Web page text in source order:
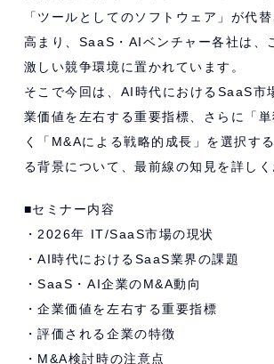
「ツールとしてのソフトウェア」が代
高まり、SaaS・AIベンチャー各社は、
激しい競争環境に置かれています。
そこで今回は、AI時代におけるSaaS市
業価値を左右する重要指標、さらに「
く「M&Aによる戦略的成長」を選択す
る背景について、最前線の知見を詳しく
■セミナー内容
・2026年 IT/SaaS市場の現状
・AI時代におけるSaaS業界の課題
・SaaS・AI企業のM&A動向
・企業価値を左右する重要指標
・評価される企業の特徴
・M&A検討時の注意点